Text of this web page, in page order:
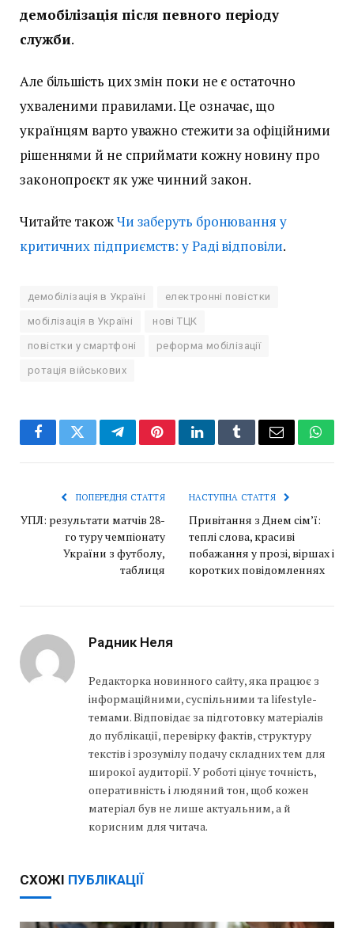
демобілізація після певного періоду
служби.
Але більшість цих змін поки не є остаточно
ухваленими правилами. Це означає, що
українцям варто уважно стежити за офіційними
рішеннями й не сприймати кожну новину про
законопроєкт як уже чинний закон.
Читайте такожЧи заберуть бронювання у
критичних підприємств: у Раді відповіли.
демобілізація в Україні електронні повістки
мобілізація в Україні нові ТЦК
повістки у смартфоні реформа мобілізації
ротація військових
FacebookTwitterTelegramPinterestLinkedInTumblrEmail
ПОПЕРЕДНЯ СТАТТЯ
УПЛ: результати матчів 28-
го туру чемпіонату
України з футболу,
таблиця
НАСТУПНА СТАТТЯ
Привітання з Днем сім’ї:
теплі слова, красиві
побажання у прозі, віршах і
коротких повідомленнях
Радник Неля
Редакторка новинного сайту, яка працює з
інформаційними, суспільними та lifestyle-
темами. Відповідає за підготовку матеріалів
до публікації, перевірку фактів, структуру
текстів і зрозумілу подачу складних тем для
широкої аудиторії. У роботі цінує точність,
оперативність і людяний тон, щоб кожен
матеріал був не лише актуальним, а й
корисним для читача.
СХОЖІ ПУБЛІКАЦІЇ